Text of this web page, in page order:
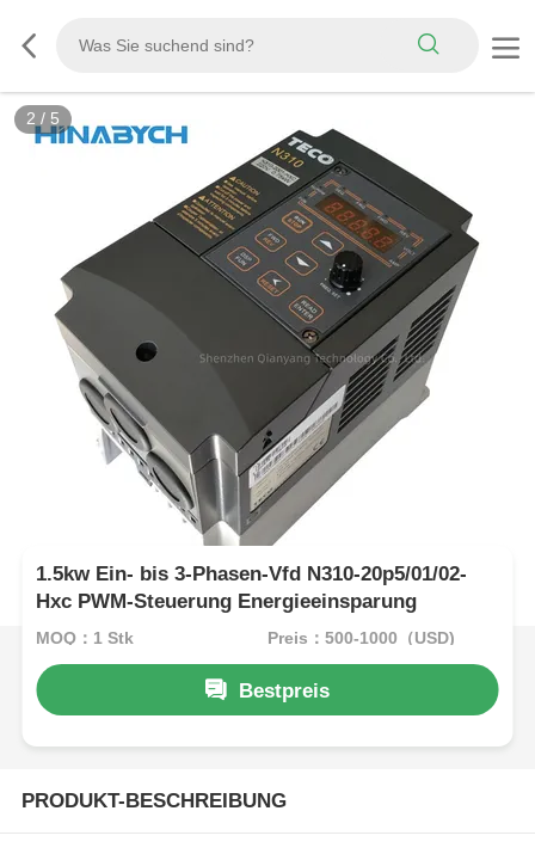
3 / 5
1.5kw Ein- bis 3-Phasen-Vfd N310-20p5/01/02-
Hxc PWM-Steuerung Energieeinsparung
MOQ：1 Stk Preis：500-1000（USD)
Bestpreis
PRODUKT-BESCHREIBUNG